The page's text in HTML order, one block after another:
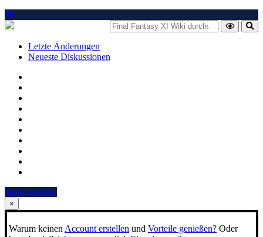
Letzte Änderungen
Neueste Diskussionen
Mehr ansehen
×
Warum keinen Account erstellen und Vorteile genießen? Oder